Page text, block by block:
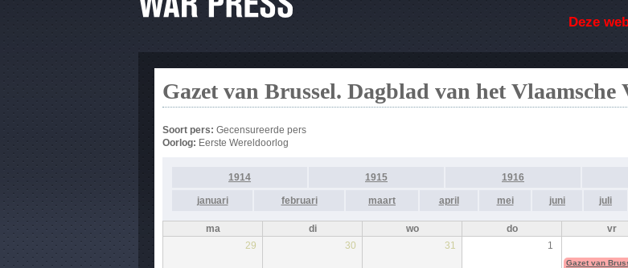
Deze
Gazet van Brussel. Dagblad van het Vlaamsche
Soort pers: Gecensureerde pers
Oorlog: Eerste Wereldoorlog
1914 1915 1916
januari februari maart april mei juni juli
ma di wo do vr
29
30 31 1
Gazet van